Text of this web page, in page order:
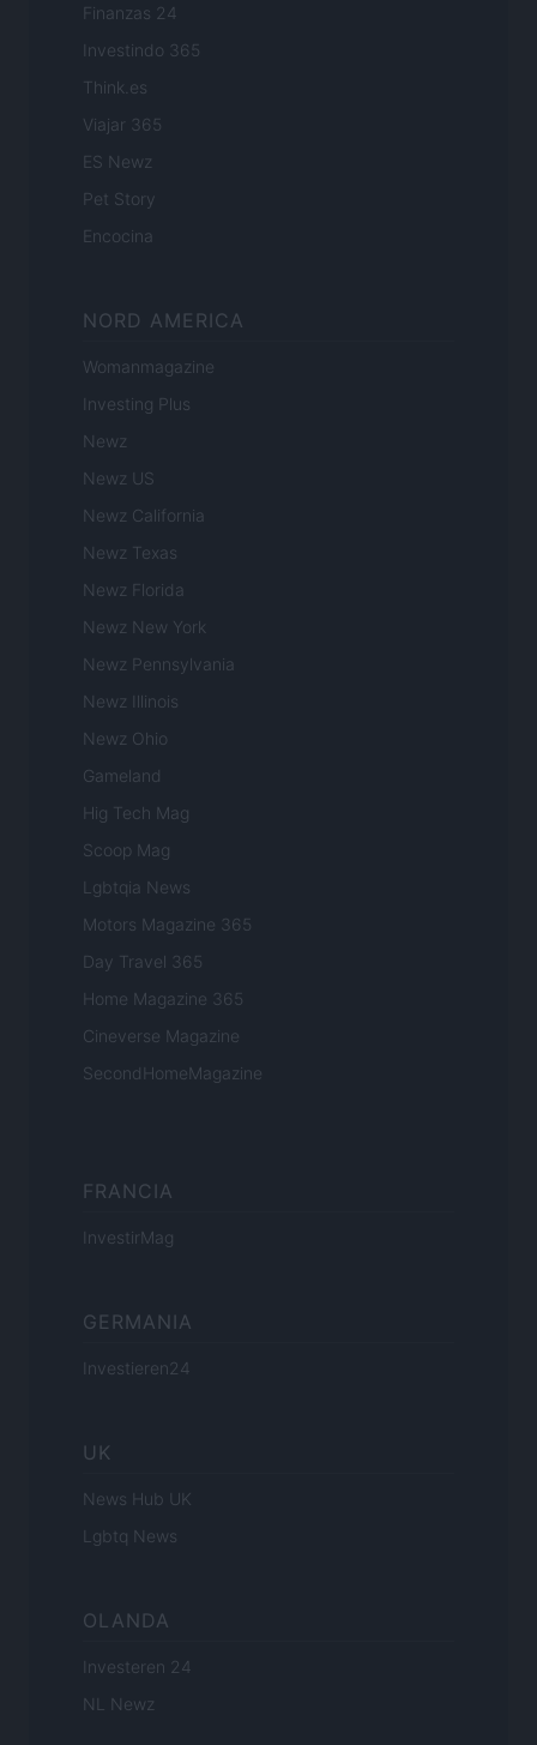
Finanzas 24
Investindo 365
Think.es
Viajar 365
ES Newz
Pet Story
Encocina
NORD AMERICA
Womanmagazine
Investing Plus
Newz
Newz US
Newz California
Newz Texas
Newz Florida
Newz New York
Newz Pennsylvania
Newz Illinois
Newz Ohio
Gameland
Hig Tech Mag
Scoop Mag
Lgbtqia News
Motors Magazine 365
Day Travel 365
Home Magazine 365
Cineverse Magazine
SecondHomeMagazine
FRANCIA
InvestirMag
GERMANIA
Investieren24
UK
News Hub UK
Lgbtq News
OLANDA
Investeren 24
NL Newz